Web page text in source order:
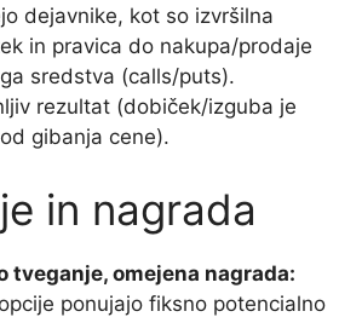
dejavnike, kot so izvršilna
in pravica do nakupa/prodaje
sredstva (calls/puts).
rezultat (dobiček/izguba je
gibanja cene).
in nagrada
tveganje, omejena nagrada:
ponujajo fiksno potencialno